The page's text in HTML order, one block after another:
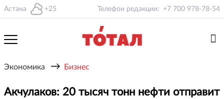
Астана +25 Телефон редакции: +7 700 978-78-54
Экономика → Бизнес
Акчулаков: 20 тысяч тонн нефти отправит